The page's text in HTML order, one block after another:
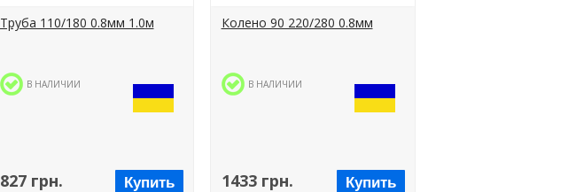
Труба 110/180 0.8мм 1.0м
В НАЛИЧИИ
827 грн. Купить
Колено 90 220/280 0.8мм
В НАЛИЧИИ
1433 грн. Купить